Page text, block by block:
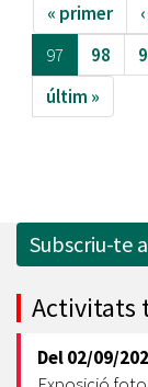
« primer
97
98
últim »
Subscriu-te
Activitats
Del02/09/